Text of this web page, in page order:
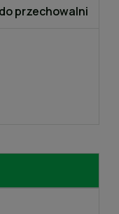
przechowalni